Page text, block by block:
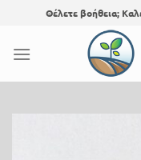
content
Θέλετε βοήθεια;